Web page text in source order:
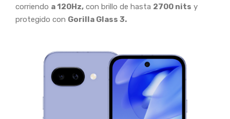
corriendo a 120Hz, con brillo de hasta 2700 nits y
protegido con Gorilla Glass 3.